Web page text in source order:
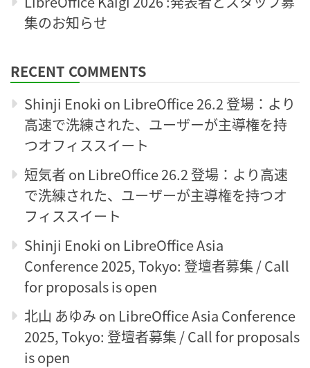
集のお知らせ
RECENT COMMENTS
Shinji Enoki on LibreOffice 26.2 登場：より
高速で洗練された、ユーザーが主導権を持
つオフィススイート
短気者 on LibreOffice 26.2 登場：より高速
で洗練された、ユーザーが主導権を持つオ
フィススイート
Shinji Enoki on LibreOffice Asia
Conference 2025, Tokyo: 登壇者募集 / Call
for proposals is open
北山 あゆみ on LibreOffice Asia Conference
2025, Tokyo: 登壇者募集 / Call for proposals
is open